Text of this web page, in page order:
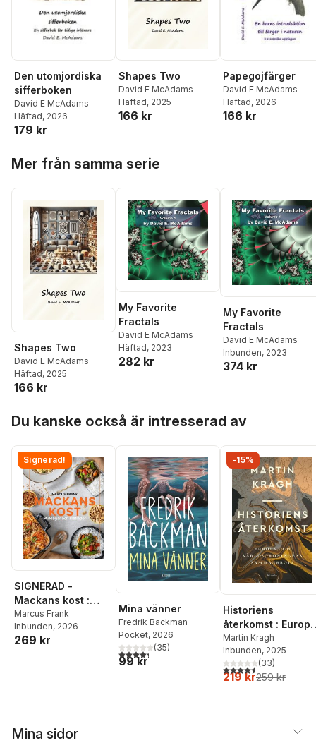
Den utomjordiska
sifferboken
David E McAdams
Häftad, 2026
179 kr
Shapes Two
David E McAdams
Häftad, 2025
166 kr
Papegojfärger
David E McAdams
Häftad, 2026
166 kr
Mer från samma serie
Shapes Two
David E McAdams
Häftad, 2025
166 kr
My Favorite
Fractals
David E McAdams
Häftad, 2023
282 kr
My Favorite
Fractals
David E McAdams
Inbunden, 2023
374 kr
Du kanske också är intresserad av
Signerad!
SIGNERAD -
Mackans kost :
Middagar och
matlådor
Marcus Frank
Inbunden, 2026
269 kr
Mina vänner
Fredrik Backman
Pocket, 2026
4,3utav 5 stjärnor. Totalt antal röster:
(35)
99 kr
-15%
Historiens
återkomst : Europa
och
världsordningens
sammanbrott
Martin Kragh
Inbunden, 2025
4,6utav 5 stjärnor.
(33)
219 kr259 kr
Mina sidor